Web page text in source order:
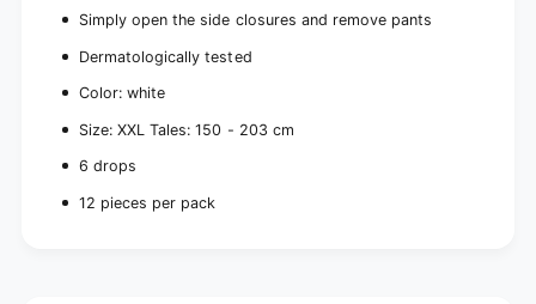
e
s
e
c
e
)
Simply open the side closures and remove pants
Dermatologically tested
Color: white
Size: XXLTales: 150 - 203 cm
6 drops
12 pieces per pack